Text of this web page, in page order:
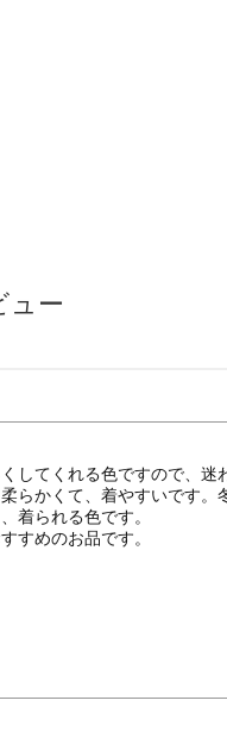
ュー
してくれる色ですので、迷
らかくて、着やすいです。
着られる色です。
すめのお品です。